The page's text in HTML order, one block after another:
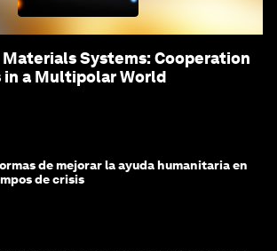
Systems: Cooperation
a Multipolar World
de mejorar la ayuda humanitaria en
de crisis